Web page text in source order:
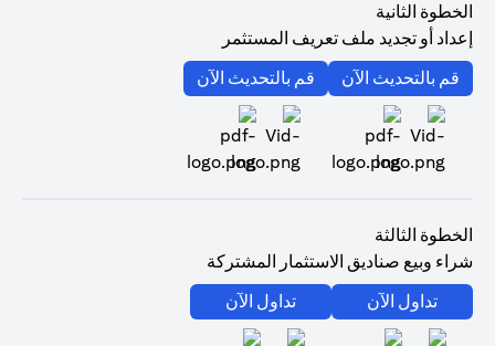
الخطوة الثانية
إعداد أو تجديد ملف تعريف المستثمر
قم بالتحديث الآن
قم بالتحديث الآن
الخطوة الثالثة
شراء وبيع صناديق الاستثمار المشتركة
تداول الآن
تداول الآن